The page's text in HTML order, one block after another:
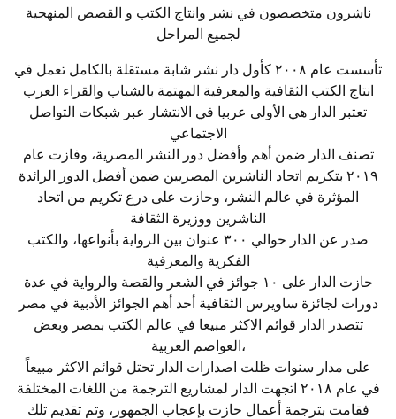
ناشرون متخصصون في نشر وانتاج الكتب و القصص المنهجية
لجميع المراحل
تأسست عام ٢٠٠٨ كأول دار نشر شابة مستقلة بالكامل تعمل في
انتاج الكتب الثقافية والمعرفية المهتمة بالشباب والقراء العرب
تعتبر الدار هي الأولى عربيا في الانتشار عبر شبكات التواصل
الاجتماعي
تصنف الدار ضمن أهم وأفضل دور النشر المصرية، وفازت عام
٢٠١٩ بتكريم اتحاد الناشرين المصريين ضمن أفضل الدور الرائدة
المؤثرة في عالم النشر، وحازت على درع تكريم من اتحاد
الناشرين ووزيرة الثقافة
صدر عن الدار حوالي ٣٠٠ عنوان بين الرواية بأنواعها، والكتب
الفكرية والمعرفية
حازت الدار على ١٠ جوائز في الشعر والقصة والرواية في عدة
دورات لجائزة ساويرس الثقافية أحد أهم الجوائز الأدبية في مصر
تتصدر الدار قوائم الاكثر مبيعا في عالم الكتب بمصر وبعض
العواصم العربية،
على مدار سنوات ظلت اصدارات الدار تحتل قوائم الاكثر مبيعاً
في عام ٢٠١٨ اتجهت الدار لمشاريع الترجمة من اللغات المختلفة
فقامت بترجمة أعمال حازت بإعجاب الجمهور، وتم تقديم تلك